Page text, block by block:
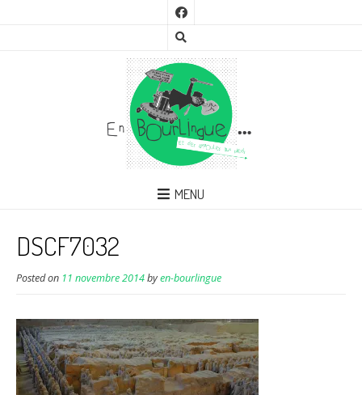
MENU
DSCF7032
Posted on 11 novembre 2014byen-bourlingue